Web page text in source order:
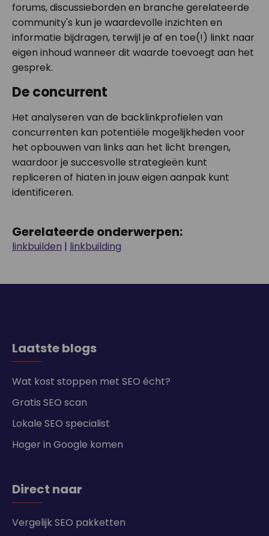
forums, discussieborden en branche gerelateerde
community's kun je waardevolle inzichten en
informatie bijdragen, terwijl je af en toe(!) linkt naar
eigen inhoud wanneer dit waarde toevoegt aan het
gesprek.
De concurrent
Het analyseren van de backlinkprofielen van
concurrenten kan potentiële mogelijkheden voor
het opbouwen van links aan het licht brengen,
waardoor je succesvolle strategieën kunt
repliceren of hiaten in jouw eigen aanpak kunt
identificeren.
Gerelateerde onderwerpen:
linkbuilden | linkbuilding
Laatste blogs
Wat kost stoppen met SEO écht?
Gratis SEO scan
Lokale SEO specialist
Hoger in Google komen
Direct naar
Vergelijk SEO pakketten